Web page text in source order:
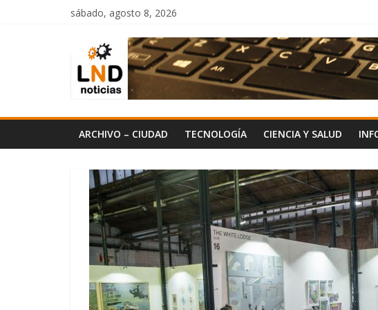
sábado, agosto 8, 2026
LND
Noticias
ARCHIVO – CIUDAD TECNOLOGÍA CIENCIA Y SALUD